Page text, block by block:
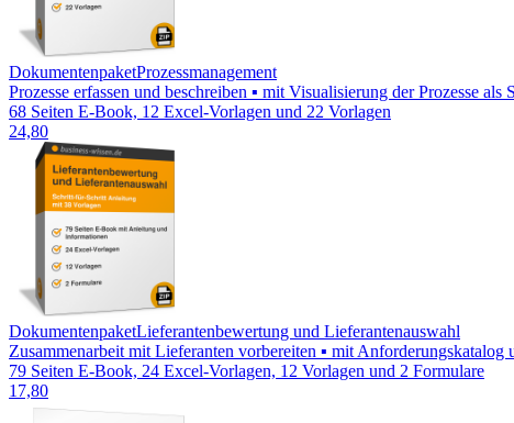
DokumentenpaketProzessmanagement
Prozesse erfassen und beschreiben ▪ mit Visualisierung der Prozesse
68 Seiten E-Book, 12 Excel-Vorlagen und 22 Vorlagen
24,80
DokumentenpaketLieferantenbewertung und Lieferantenauswahl
Zusammenarbeit mit Lieferanten vorbereiten ▪ mit
79 Seiten E-Book, 24 Excel-Vorlagen, 12 Vorlagen und 2 Formulare
17,80